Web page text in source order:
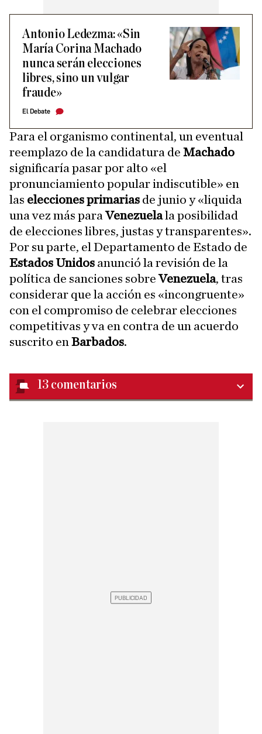
Antonio Ledezma: «Sin
María Corina Machado
nunca serán elecciones
libres, sino un vulgar
fraude»
El Debate
Para el organismo continental, un eventual
reemplazo de la candidatura de Machado
significaría pasar por alto «el
pronunciamiento popular indiscutible» en
las elecciones primarias de junio y «liquida
una vez más paraVenezuelala posibilidad
de elecciones libres, justas y transparentes».
Por su parte, el Departamento de Estado de
Estados Unidos anunció la revisión de la
política de sanciones sobreVenezuela, tras
considerar que la acción es «incongruente»
con el compromiso de celebrar elecciones
competitivas y va en contra de un acuerdo
suscrito en Barbados.
13 comentarios